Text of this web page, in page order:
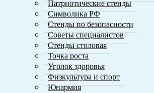
Патриотические стенды
Символика РФ
Стенды по безопасности
Советы специалистов
Стенды столовая
Точка роста
Уголок здоровья
Физкультура и спорт
Юнармия